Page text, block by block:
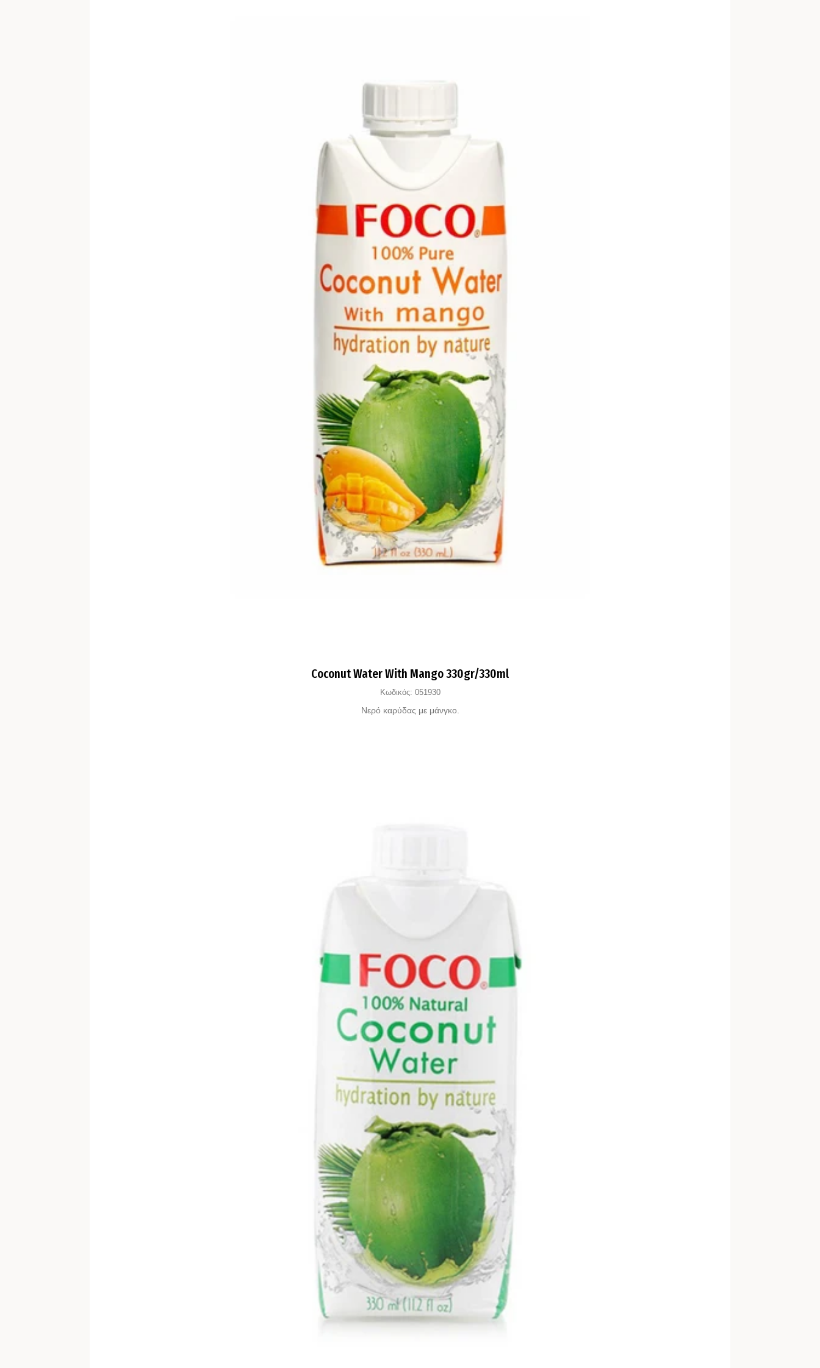
Coconut Water With Mango 330gr/330ml
Κωδικός: 051930
Νερό καρύδας με μάνγκο.